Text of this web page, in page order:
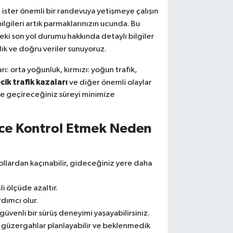
önemli bir randevuya yetişmeye çalışın
artık parmaklarınızın ucunda. Bu
son yol durumu hakkında detaylı bilgiler
ve doğru veriler sunuyoruz.
orta yoğunluk, kırmızı: yoğun trafik,
trafik kazaları ve diğer önemli olaylar
geçireceğiniz süreyi minimize
Kontrol Etmek Neden
kaçınabilir, gideceğiniz yere daha
ölçüde azaltır.
olur.
bir sürüş deneyimi yaşayabilirsiniz.
güzergahlar planlayabilir ve beklenmedik